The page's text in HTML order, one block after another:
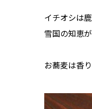
イチオシは
雪国の知恵
お蕎麦は香